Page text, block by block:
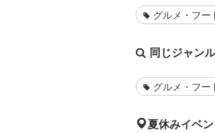
グルメ・フー
同じジャン
グルメ・フー
夏休みイベ